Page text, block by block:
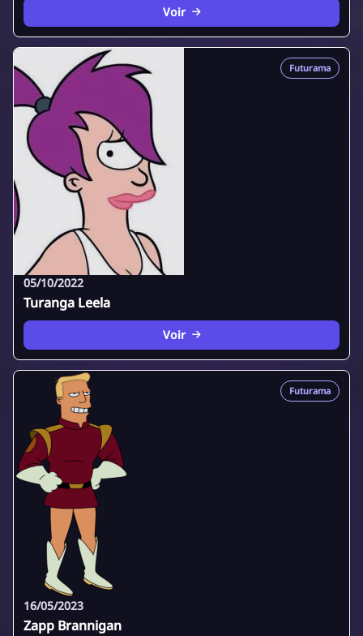
Voir
Futurama
05/10/2022
Turanga Leela
Voir
Futurama
16/05/2023
Zapp Brannigan